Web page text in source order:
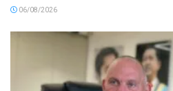
06/08/2026